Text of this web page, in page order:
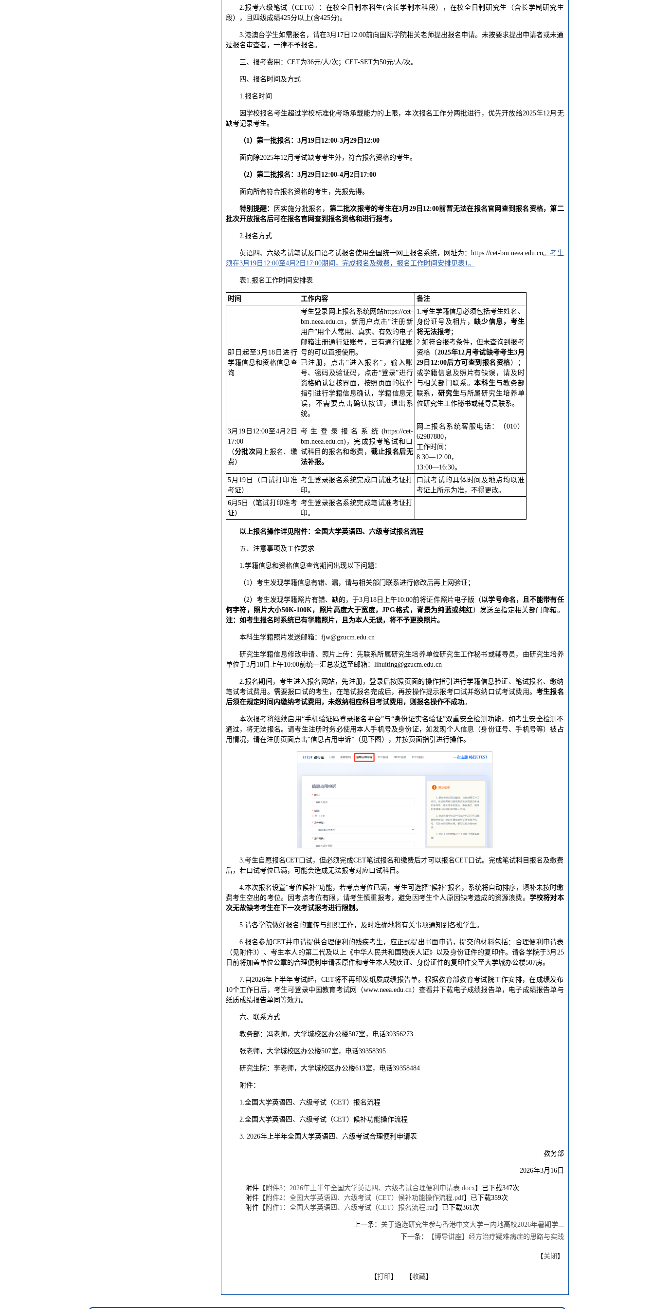
2.报考六级笔试（CET6）：在校全日制本科生(含长学制本科段），在校全日制研究生（含长学制研究生
段），且四级成绩425分以上(含425分)。
3.港澳台学生如需报名，请在3月17日12:00前向国际学院相关老师提出报名申请。未按要求提出申请者或未通
过报名审查者，一律不予报名。
三、报考费用：CET为36元/人/次；CET-SET为50元/人/次。
四、报名时间及方式
1.报名时间
因学校报名考生超过学校标准化考场承载能力的上限，本次报名工作分两批进行，优先开放给2025年12月无
缺考记录考生。
（1） 第一批报名： 3月 19日12:00-3月29日12:00
面向除2025年12月考试缺考考生外，符合报名资格的考生。
（2） 第二批报名： 3月29日12:00-4月2日17:00
面向所有符合报名资格的考生，先报先得。
特别提醒： 因实施分批报名， 第二批次报考的考生在3月 29日 12:00前暂无法在报名官网 查到报名资格，第二
批次开放报名后可在报名官网查到报名资格和进行报考。
2.报名方式
英语四、六级考试笔试及口语考试报名使用全国统一网上报名系统，网址为：https://cet-bm.neea.edu.cn。考生
须在3月19日12:00至4月2日17:00期间，完成报名及缴费，报名工作时间安排见表1。
表1.报名工作时间安排表
时间 工作内容 备注
即日起至3月18日进行
学籍信息和资格信息查
询
考生登录网上报名系统网站https://cet-
bm.neea.edu.cn，新用户点击“注册新
用户”用个人常用、真实、有效的电子
邮箱注册通行证账号，已有通行证账
号的可以直接使用。
已注册，点击“进入报名”，输入账
号、密码及验证码，点击“登录”进行
资格确认复核界面，按照页面的操作
指引进行学籍信息确认，学籍信息无
误，不需要点击确认按钮，退出系
统。
1.考生学籍信息必须包括考生姓名、
身份证号及相片，缺少信息，考生
将无法报考；
2.如符合报考条件，但未查询到报考
资格（2025年12月考试缺考考生3月
29日12:00后方可 查到报名资格）；
或学籍信息及照片有缺误，请及时
与相关部门联系。本科生与教务部
联系，研究生与所属研究生培养单
位研究生工作秘书或辅导员联系。
3月19日12:00至4月2日
17:00
（分批次网上报名、缴
费）
考生登录报名系统(https://cet-
bm.neea.edu.cn)，完成报考笔试和口
试科目的报名和缴费，截止报名后无
法补报。
网上报名系统客服电话：（010）
62987880，
工作时间：
8:30—12:00，
13:00—16:30。
5月19日（口试打印准
考证）
考生登录报名系统完成口试准考证打
印。
口试考试的具体时间及地点均以准
考证上所示为准，不得更改。
6月5日（笔试打印准考
证）
考生登录报名系统完成笔试准考证打
印。
以上报名操作详见附件：全国大学英语四、六级考试报名流程
五、注意事项及工作要求
1.学籍信息和资格信息查询期间出现以下问题：
（1）考生发现学籍信息有错、漏，请与相关部门联系进行修改后再上网验证；
（2）考生发现学籍照片有错、缺的，于3月18日上午10:00前将证件照片电子版（以学号命名，且不能带有任
何字符， 照片大小50K-100K，照片高度大于宽度，JPG格式 ，背景为纯蓝或纯红）发送至指定相关部门邮箱。
注：如考生报名时系统已有学籍照片，且为本人无误，将不予更换照片。
本科生学籍照片发送邮箱：fjw@gzucm.edu.cn
研究生学籍信息修改申请、照片上传：先联系所属研究生培养单位研究生工作秘书或辅导员，由研究生培养
单位于3月18日上午10:00前统一汇总发送至邮箱：lihuiting@gzucm.edu.cn
2.报名期间，考生进入报名网站，先注册，登录后按照页面的操作指引进行学籍信息验证、笔试报名、缴纳
笔试考试费用。需要报口试的考生，在笔试报名完成后，再按操作提示报考口试并缴纳口试考试费用。 考生报名
后须在规定时间内缴纳考试费用，未缴纳相应科目考试费用，则报名操作不成功。
本次报考将继续启用“手机验证码登录报名平台”与“身份证实名验证”双重安全检测功能，如考生安全检测不
通过，将无法报名。请考生注册时务必使用本人手机号及身份证，如发现个人信息（身份证号、手机号等）被占
用情况，请在注册页面点击“信息占用申诉”（见下图），并按页面指引进行操作。
3.考生自愿报名CET口试，但必须完成CET笔试报名和缴费后才可以报名CET口试。完成笔试科目报名及缴费
后，若口试考位已满，可能会造成无法报考对应口试科目。
4.本次报名设置“考位候补”功能，若考点考位已满，考生可选择“候补”报名，系统将自动排序，填补未按时缴
费考生空出的考位。因考点考位有限，请考生慎重报考，避免因考生个人原因缺考造成的资源浪费。 学校将对本
次无故缺考考生在下一次考试报考进行限制。
5.请各学院做好报名的宣传与组织工作，及时准确地将有关事项通知到各班学生。
6.报名参加CET并申请提供合理便利的残疾考生，应正式提出书面申请，提交的材料包括：合理便利申请表
（见附件3）、考生本人的第二代及以上《中华人民共和国残疾人证》以及身份证件的复印件。请各学院于3月25
日前将加盖单位公章的合理便利申请表原件和考生本人残疾证、身份证件的复印件交至大学城办公楼507房。
7.自2026年上半年考试起，CET将不再印发纸质成绩报告单。根据教育部教育考试院工作安排，在成绩发布
10个工作日后，考生可登录中国教育考试网（www.neea.edu.cn）查看并下载电子成绩报告单，电子成绩报告单与
纸质成绩报告单同等效力。
六、联系方式
教务部：冯老师，大学城校区办公楼507室，电话39356273
张老师，大学城校区办公楼507室，电话39358395
研究生院：李老师，大学城校区办公楼613室，电话39358484
附件：
1.全国大学英语四、六级考试（CET）报名流程
2.全国大学英语四、六级考试（CET）候补功能操作流程
3. 2026年上半年全国大学英语四、六级考试合理便利申请表
教务部
2026年3月16日
附件【附件3：2026年上半年全国大学英语四、六级考试合理便利申请表.docx】已下载347次
附件【附件2：全国大学英语四、六级考试（CET）候补功能操作流程.pdf】已下载359次
附件【附件1：全国大学英语四、六级考试（CET）报名流程.rar】已下载361 次
上一条： 关于遴选研究生参与香港中文大学－内地高校2026年暑期学...
下一条：
【博导讲座】经方治疗疑难病症的思路与实践
【关闭】
【打印】 【收藏】